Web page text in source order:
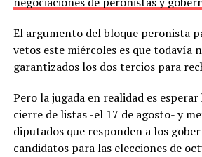
El argumento del bloque peronista
vetos este miércoles es que todavía
garantizados los dos tercios para
Pero la jugada en realidad es
cierre de listas -el 17 de agosto- y
diputados que responden a los
candidatos para las elecciones de